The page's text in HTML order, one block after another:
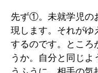
先ず①。未就学児の
現します。それがゆ
するのです。ところ
うか。自分と同じ